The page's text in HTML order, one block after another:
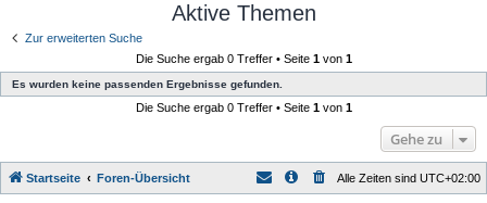
Aktive Themen
Zur erweiterten Suche
Die Suche ergab 0 Treffer • Seite 1von 1
Es wurden keine passenden Ergebnisse gefunden.
Die Suche ergab 0 Treffer • Seite 1von 1
Gehe zu
Startseite Foren-Übersicht Alle Zeiten sind UTC+02:00